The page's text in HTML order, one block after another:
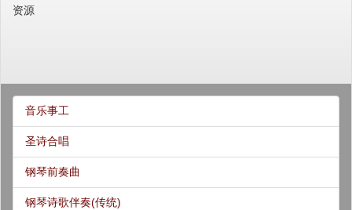
资源
音乐事工
圣诗合唱
钢琴前奏曲
钢琴诗歌伴奏(传统)